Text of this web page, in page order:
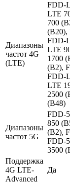
Диапазоны
частот 4G
(LTE)
FDD-
LTE
700
(B20),
FDD-
LTE
1700
(B2),
FDD-
LTE
2500
(B48)
Диапазоны
частот 5G
FDD-
850
(B2),
FDD-
3500
Поддержка
4G LTE-
Advanced
Да